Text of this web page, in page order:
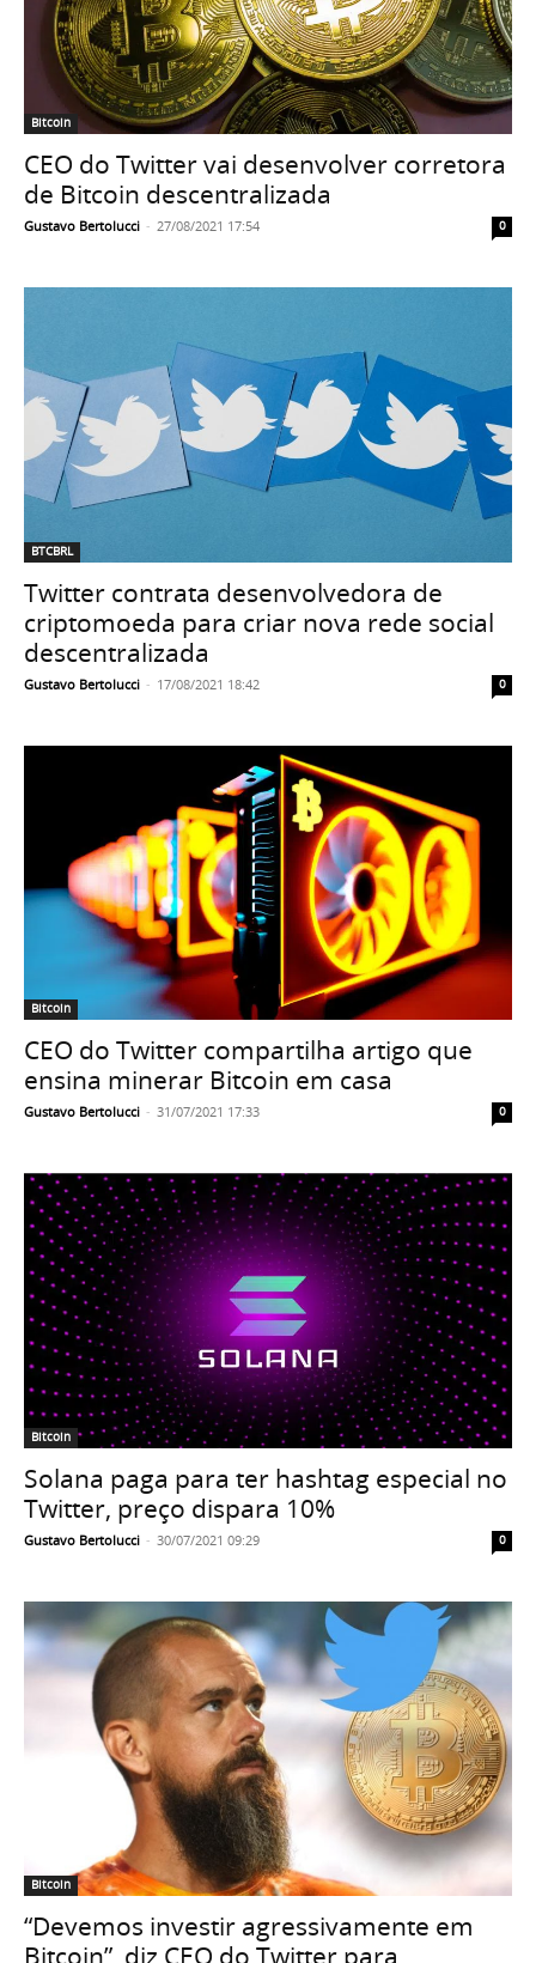
Bitcoin
CEO do Twitter vai desenvolver corretora
de Bitcoin descentralizada
Gustavo Bertolucci - 27/08/2021 17:54 0
BTCBRL
Twitter contrata desenvolvedora de
criptomoeda para criar nova rede social
descentralizada
Gustavo Bertolucci - 17/08/2021 18:42 0
Bitcoin
CEO do Twitter compartilha artigo que
ensina minerar Bitcoin em casa
Gustavo Bertolucci - 31/07/2021 17:33 0
Bitcoin
Solana paga para ter hashtag especial no
Twitter, preço dispara 10%
Gustavo Bertolucci - 30/07/2021 09:29 0
Bitcoin
“Devemos investir agressivamente em